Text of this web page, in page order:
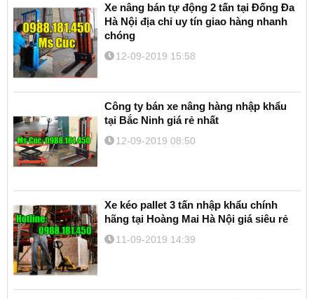
Xe nâng bán tự động 2 tấn tại Đống Đa
Hà Nội địa chỉ uy tín giao hàng nhanh
chóng
12-09-2019 15:58
Công ty bán xe nâng hàng nhập khẩu
tại Bắc Ninh giá rẻ nhất
12-09-2019 08:50
Xe kéo pallet 3 tấn nhập khẩu chính
hãng tại Hoàng Mai Hà Nội giá siêu rẻ
11-09-2019 14:39